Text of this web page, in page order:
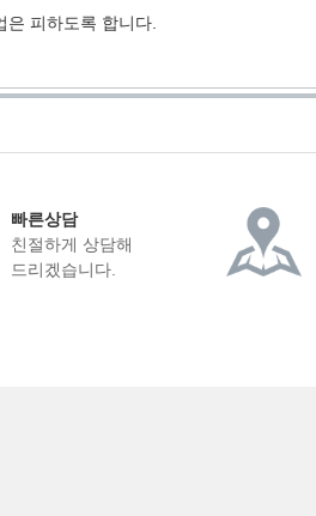
피하도록 합니다.
빠른상담
친절하게 상담해
드리겠습니다.